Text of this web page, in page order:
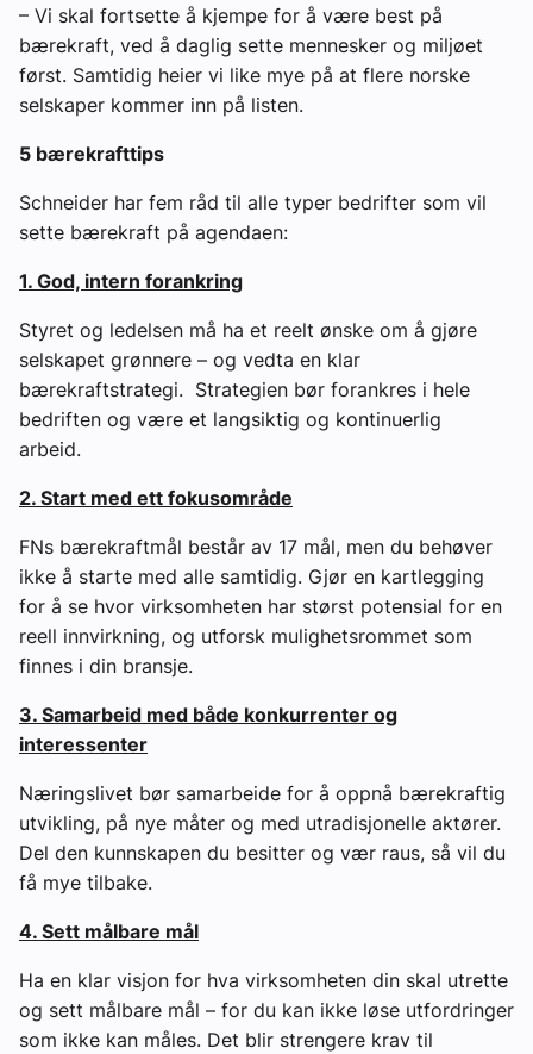
– Vi skal fortsette å kjempe for å være best på
bærekraft, ved å daglig sette mennesker og miljøet
først. Samtidig heier vi like mye på at flere norske
selskaper kommer inn på listen.
5 bærekrafttips
Schneider har fem råd til alle typer bedrifter som vil
sette bærekraft på agendaen:
1. God, intern forankring
Styret og ledelsen må ha et reelt ønske om å gjøre
selskapet grønnere – og vedta en klar
bærekraftstrategi. Strategien bør forankres i hele
bedriften og være et langsiktig og kontinuerlig
arbeid.
2. Start med ett fokusområde
FNs bærekraftmål består av 17 mål, men du behøver
ikke å starte med alle samtidig. Gjør en kartlegging
for å se hvor virksomheten har størst potensial for en
reell innvirkning, og utforsk mulighetsrommet som
finnes i din bransje.
3. Samarbeid med både konkurrenter og
interessenter
Næringslivet bør samarbeide for å oppnå bærekraftig
utvikling, på nye måter og med utradisjonelle aktører.
Del den kunnskapen du besitter og vær raus, så vil du
få mye tilbake.
4. Sett målbare mål
Ha en klar visjon for hva virksomheten din skal utrette
og sett målbare mål – for du kan ikke løse utfordringer
som ikke kan måles. Det blir strengere krav til